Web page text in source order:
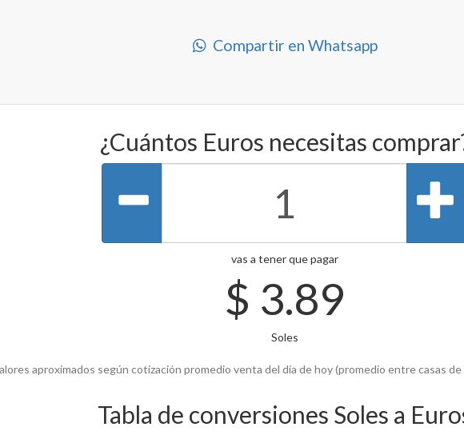
Compartir en Whatsapp
¿Cuántos Euros necesitas
vas a tener que pagar
$ 3.89
Soles
aproximados según cotización promedio venta del día de hoy (promedio entre casas
Tabla de conversiones Soles a